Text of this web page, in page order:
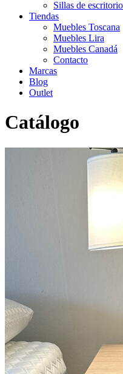
Sillas de escritorio
Tiendas
Muebles Toscana
Muebles Lira
Muebles Canadá
Contacto
Marcas
Blog
Outlet
Catálogo
Outlet>